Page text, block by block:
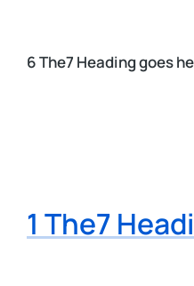
6 The7 Heading goes
1 The7